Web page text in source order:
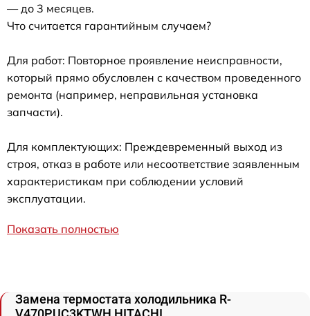
— до 3 месяцев.
Что считается гарантийным случаем?
Для работ: Повторное проявление неисправности,
который прямо обусловлен с качеством проведенного
ремонта (например, неправильная установка
запчасти).
Для комплектующих: Преждевременный выход из
строя, отказ в работе или несоответствие заявленным
характеристикам при соблюдении условий
эксплуатации.
Показать полностью
Замена термостата холодильника R-